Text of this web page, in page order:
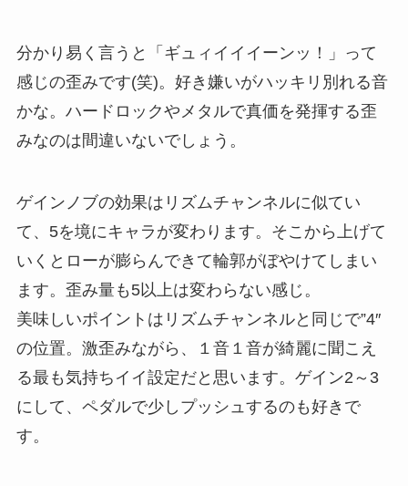
分かり易く言うと「ギュィイイイーンッ！」って
感じの歪みです(笑)。好き嫌いがハッキリ別れる音
かな。ハードロックやメタルで真価を発揮する歪
みなのは間違いないでしょう。
ゲインノブの効果はリズムチャンネルに似てい
て、5を境にキャラが変わります。そこから上げて
いくとローが膨らんできて輪郭がぼやけてしまい
ます。歪み量も5以上は変わらない感じ。
美味しいポイントはリズムチャンネルと同じで”4″
の位置。激歪みながら、１音１音が綺麗に聞こえ
る最も気持ちイイ設定だと思います。ゲイン2～3
にして、ペダルで少しプッシュするのも好きで
す。